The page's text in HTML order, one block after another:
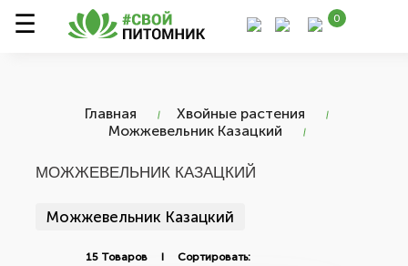
0
Главная
Хвойные растения
Можжевельник Казацкий
МОЖЖЕВЕЛЬНИК КАЗАЦКИЙ
Можжевельник Казацкий
15 Товаров I Сортировать: